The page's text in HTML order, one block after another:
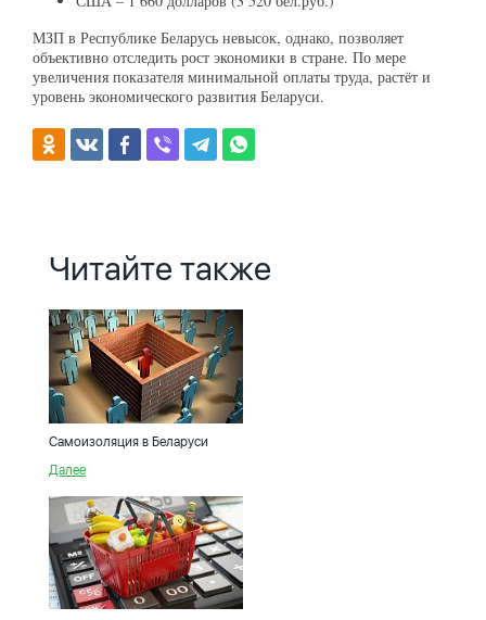
МЗП в Республике Беларусь невысок, однако, позволяет
объективно отследить рост экономики в стране. По мере
увеличения показателя минимальной оплаты труда, растёт и
уровень экономического развития Беларуси.
Читайте также
Самоизоляция в Беларуси
Далее